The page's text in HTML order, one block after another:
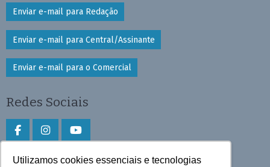
Utilizamos cookies essenciais e tecnologias
Enviar e-mail para Redação
Enviar e-mail para Central/Assinante
Enviar e-mail para o Comercial
Redes Sociais